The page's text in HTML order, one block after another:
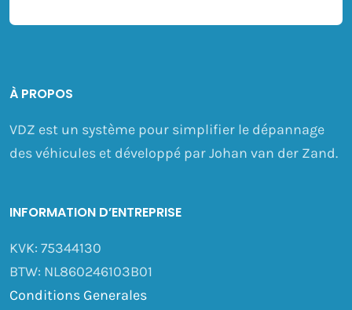
À PROPOS
VDZ est un système pour simplifier le dépannage
des véhicules et développé par Johan van der Zand.
INFORMATION D’ENTREPRISE
KVK: 75344130
BTW: NL860246103B01
Conditions Generales